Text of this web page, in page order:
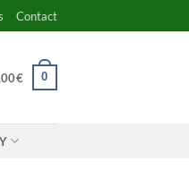
Contact
€ 0